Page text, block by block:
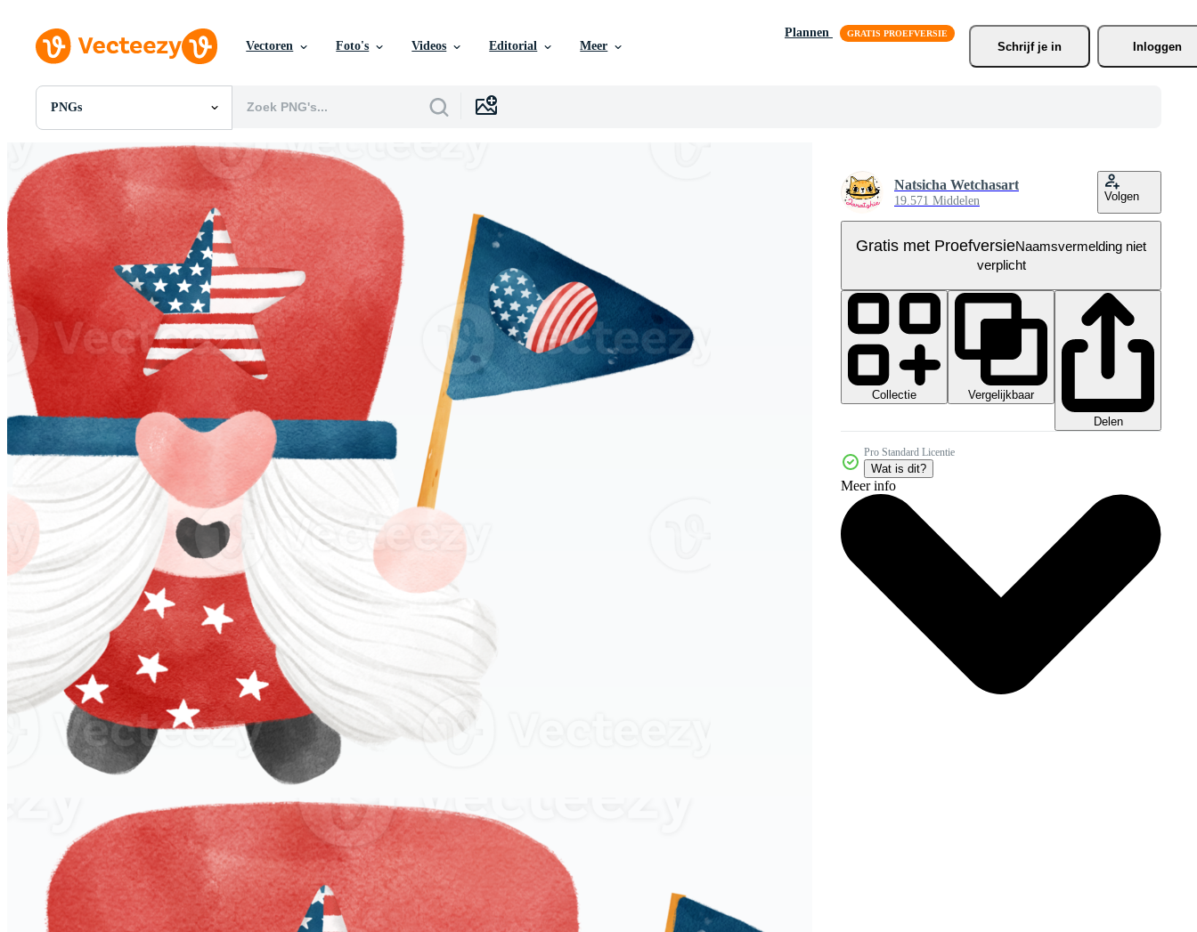
Vectoren Foto's Videos Editorial Meer
Plannen
Schrijf je in Inloggen
PNGs
Alle Afbeeldingen
Foto's
PNGs
PSDs
SVGs
Sjablonen
Vectoren
Motion graphics
Redactionele Afbeeldingen
Redactionele Evenementen
Natsicha Wetchasart
19.571 Middelen Volgen
Gratis met ProefversieNaamsvermelding niet
verplicht
Collectie
Vergelijkbaar
Delen
Pro Standard Licentie
Wat is dit?
Meer info